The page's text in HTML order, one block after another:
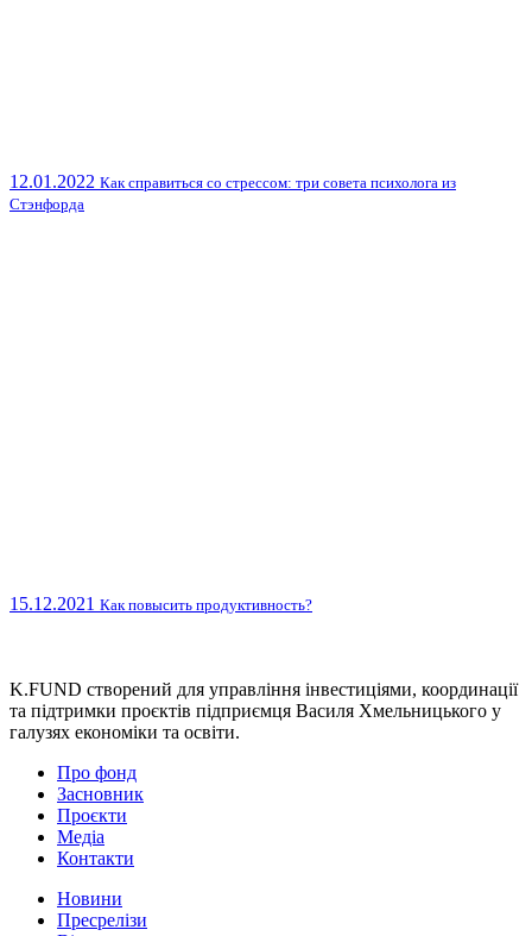
12.01.2022 Как справиться со стрессом: три совета психолога из
Стэнфорда
15.12.2021 Как повысить продуктивность?
K.FUND створений для управління інвестиціями, координації
та підтримки проєктів підприємця Василя Хмельницького у
галузях економіки та освіти.
Про фонд
Засновник
Проєкти
Медіа
Контакти
Новини
Пресрелізи